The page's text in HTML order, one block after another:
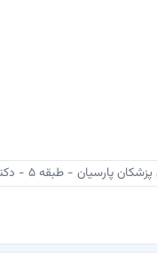
- طبقه ۵ - دکتر شریفی